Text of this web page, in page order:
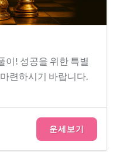
이! 성공을 위한 특별
련하시기 바랍니다.
운세보기